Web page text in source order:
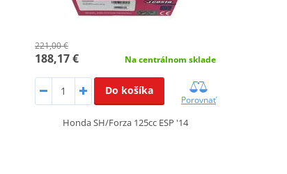
221,00 €
188,17 € Na centrálnom sklade
Do košíka
Porovnať
Honda SH/Forza 125cc ESP '14